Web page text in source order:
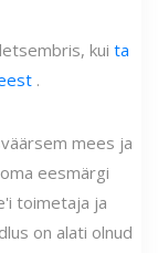
kui ta
.
mees ja
eesmärgi
toimetaja ja
on alati olnud